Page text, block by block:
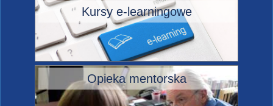
Kursy e-learningowe
Opieka mentorska